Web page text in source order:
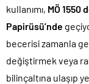
kullanımı, MÖ 1550
Papirüsü’nde
becerisi zamanla
değiştirmek veya
bilinçaltına ulaşıp